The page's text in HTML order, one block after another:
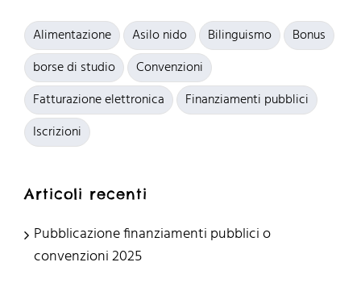
Alimentazione Asilo nido Bilinguismo
Bonus
borse di studio
Convenzioni
Fatturazione elettronica
Finanziamenti pubblici
Iscrizioni
Articoli recenti
Pubblicazione finanziamenti pubblici o
convenzioni 2025